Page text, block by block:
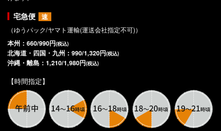
宅急便
速
（ゆうパック/ヤマト運輸(運送会社指定不可)）
本州：660/990円(税込)
北海道・四国・九州：990/1,320円(税込)
沖縄・離島：1,210/1,980円(税込)
【時間指定】